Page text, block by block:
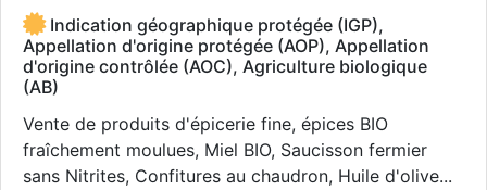
Indication géographique protégée (IGP),
Appellation d'origine protégée (AOP), Appellation
d'origine contrôlée (AOC), Agriculture biologique
(AB)
Vente de produits d'épicerie fine, épices BIO
fraîchement moulues, Miel BIO, Saucisson fermier
sans Nitrites, Confitures au chaudron, Huile d'olive...